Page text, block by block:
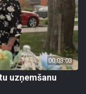
00:03:03
uzņemšanu